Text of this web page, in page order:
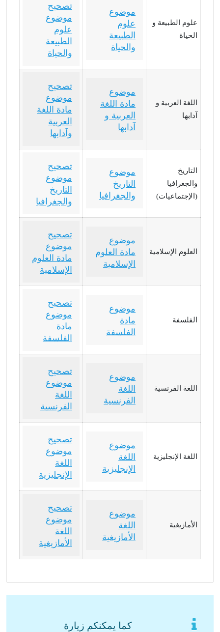
علوم الطبيعة و
الحياة
موضوع
علوم
الطبيعة
والحياة
تصحيح
موضوع
علوم
الطبيعة
والحياة
اللغة العربية و
آدابها
موضوع
مادة اللغة
العربية و
آدابها
تصحيح
موضوع
مادة اللغة
العربية
وآدابها
التاريخ
والجغرافيا
(الإجتماعيات)
موضوع
التاريخ
والجغرافيا
تصحيح
موضوع
التاريخ
والجغرافيا
العلوم الإسلامية
موضوع
مادة العلوم
الإسلامية
تصحيح
موضوع
مادة العلوم
الإسلامية
الفلسفة
موضوع
مادة
الفلسفة
تصحيح
موضوع
مادة
الفلسفة
اللغة الفرنسية
موضوع
اللغة
الفرنسية
تصحيح
موضوع
اللغة
الفرنسية
اللغة الإنجليزية
موضوع
اللغة
الإنجليزية
تصحيح
موضوع
اللغة
الإنجليزية
الأمازيغية
موضوع
اللغة
الأمازيغية
تصحيح
موضوع
اللغة
الأمازيغية
كما يمكنكم زيارة